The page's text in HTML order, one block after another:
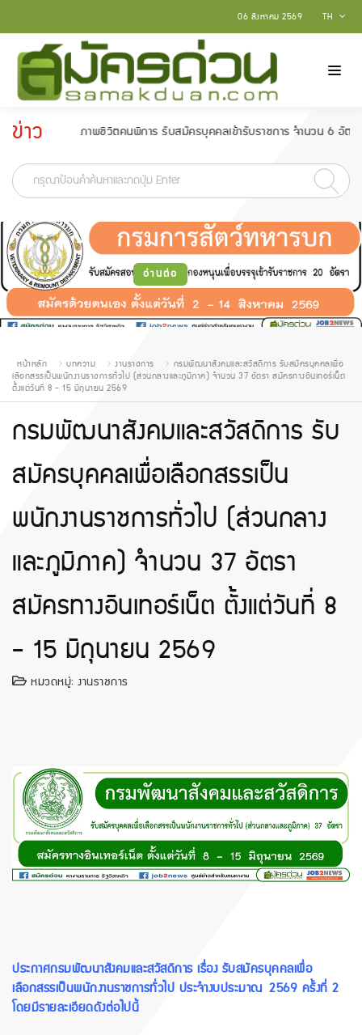
TH
06 สิงหาคม 2569
ข่าว
ประกาศ
นาคุณภาพชีวิตคนพิการ รับสมัครบุคคลเข้ารับราชการ จำนวน 6 อัตรา สมัคร
-
อ่านต่อ
หน้าหลัก บทความ งานราชการ
กรมพัฒนาสังคมและสวัสดิการ รับสมัครบุคคลเพื่อ
เลือกสรรเป็นพนักงานราชการทั่วไป (ส่วนกลางและภูมิภาค) จำนวน 37 อัตรา สมัครทางอินเทอร์เน็ต
ตั้งแต่วันที่ 8 - 15 มิถุนายน 2569
กรมพัฒนาสังคมและสวัสดิการ รับ
สมัครบุคคลเพื่อเลือกสรรเป็น
พนักงานราชการทั่วไป (ส่วนกลาง
และภูมิภาค) จำนวน 37 อัตรา
สมัครทางอินเทอร์เน็ต ตั้งแต่วันที่ 8
- 15 มิถุนายน 2569
หมวดหมู่: งานราชการ
ประกาศกรมพัฒนาสังคมและสวัสดิการ เรื่อง รับสมัครบุคคลเพื่อ
เลือกสรรเป็นพนักงานราชการทั่วไป ประจำงบประมาณ 2569 ครั้งที่ 2
โดยมีรายละเอียดดังต่อไปนี้